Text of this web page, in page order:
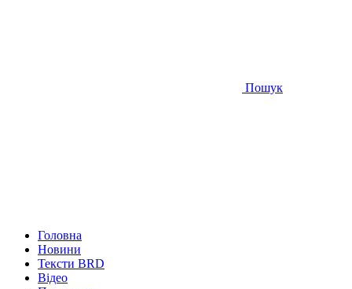
Пошук
Головна
Новини
Тексти BRD
Відео